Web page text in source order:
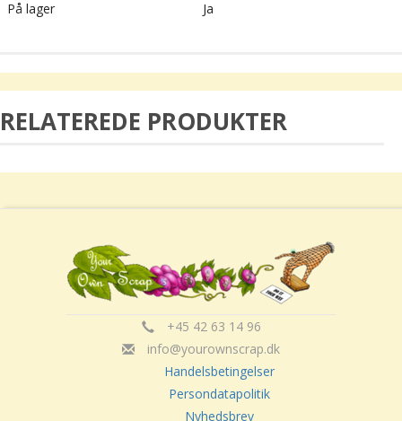
På lager
Ja
RELATEREDE PRODUKTER
+45 42 63 14 96
info@yourownscrap.dk
Handelsbetingelser
Persondatapolitik
Nyhedsbrev